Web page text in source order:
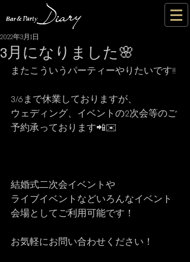
3月になりました🌸
2022年3月1日
またこういうパーティーやりたいです!!
3/6まで休業しておりますが、
ウェディング、イベントの2次会等のご
予約承っております📲✉️
結婚式二次会イベントや
ライブイベントなどいろんなイベント
会場としてご利用可能です！
お気軽にお問い合わせください！